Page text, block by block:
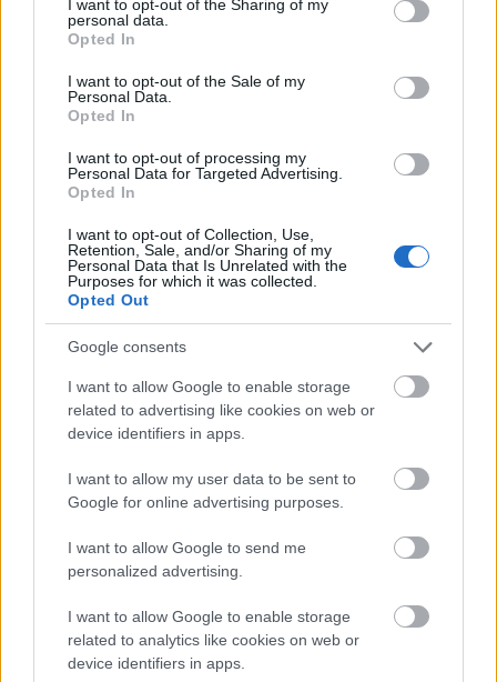
not limited to your visit or usage behaviour. You may click to
grant or deny consent to Google and its third-party tags to
use your data for below specified purposes in below Google
consent section.
I want to opt-out of the Sharing of my
personal data.
Opted In
I want to opt-out of the Sale of my
Personal Data.
Opted In
I want to opt-out of processing my
Personal Data for Targeted Advertising.
Opted In
I want to opt-out of Collection, Use,
Retention, Sale, and/or Sharing of my
Personal Data that Is Unrelated with the
Purposes for which it was collected.
Opted Out
Google consents
I want to allow Google to enable storage
related to advertising like cookies on web or
device identifiers in apps.
I want to allow my user data to be sent to
Google for online advertising purposes.
I want to allow Google to send me
personalized advertising.
I want to allow Google to enable storage
related to analytics like cookies on web or
device identifiers in apps.
Másfélszeresére bővítik Hódmezővásárhely jó hírű
református iskoláját
A Szőnyi Benjámin Általános Iskola fejlesztését a FERROÉP
kivitelezheti; a munkák csaknem egy évig tartanak majd.
Látványos építési szakasz indult be a
Flórián téri felüljárón
Paks II.: Mit jelent az 5. blokk új
árnyékában?
Elkészült a Liszt Ferenc repülőtér
közelében lévő logisztikai bázis út- és
közműhálózatának fejlesztése